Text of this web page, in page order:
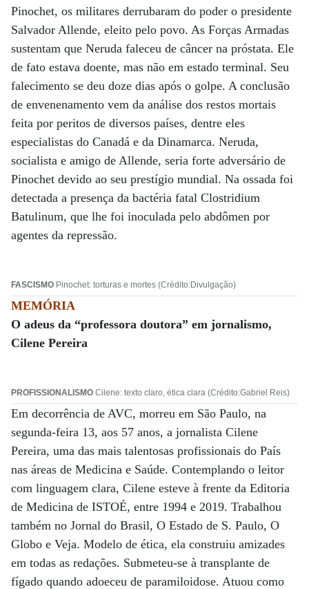
Pinochet, os militares derrubaram do poder o presidente
Salvador Allende, eleito pelo povo. As Forças Armadas
sustentam que Neruda faleceu de câncer na próstata. Ele
de fato estava doente, mas não em estado terminal. Seu
falecimento se deu doze dias após o golpe. A conclusão
de envenenamento vem da análise dos restos mortais
feita por peritos de diversos países, dentre eles
especialistas do Canadá e da Dinamarca. Neruda,
socialista e amigo de Allende, seria forte adversário de
Pinochet devido ao seu prestígio mundial. Na ossada foi
detectada a presença da bactéria fatal Clostridium
Batulinum, que lhe foi inoculada pelo abdômen por
agentes da repressão.
FASCISMO Pinochet: torturas e mortes (Crédito:Divulgação)
MEMÓRIA
O adeus da “professora doutora” em jornalismo,
Cilene Pereira
PROFISSIONALISMO Cilene: texto claro, ética clara (Crédito:Gabriel Reis)
Em decorrência de AVC, morreu em São Paulo, na
segunda-feira 13, aos 57 anos, a jornalista Cilene
Pereira, uma das mais talentosas profissionais do País
nas áreas de Medicina e Saúde. Contemplando o leitor
com linguagem clara, Cilene esteve à frente da Editoria
de Medicina de ISTOÉ, entre 1994 e 2019. Trabalhou
também no Jornal do Brasil, O Estado de S. Paulo, O
Globo e Veja. Modelo de ética, ela construiu amizades
em todas as redações. Submeteu-se à transplante de
fígado quando adoeceu de paramiloidose. Atuou como